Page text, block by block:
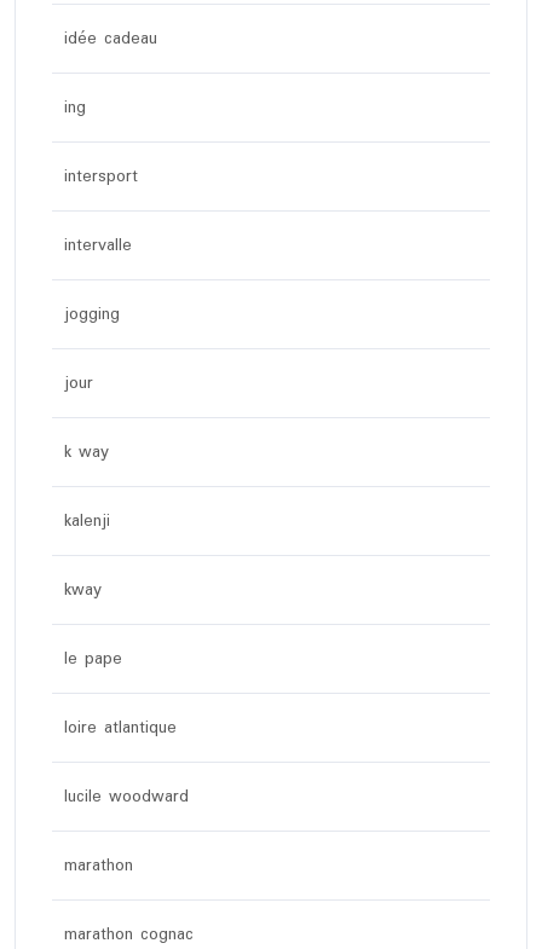
idée cadeau
ing
intersport
intervalle
jogging
jour
k way
kalenji
kway
le pape
loire atlantique
lucile woodward
marathon
marathon cognac